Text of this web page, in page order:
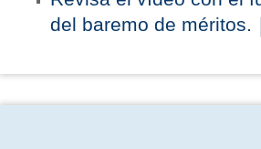
del baremo de méritos.